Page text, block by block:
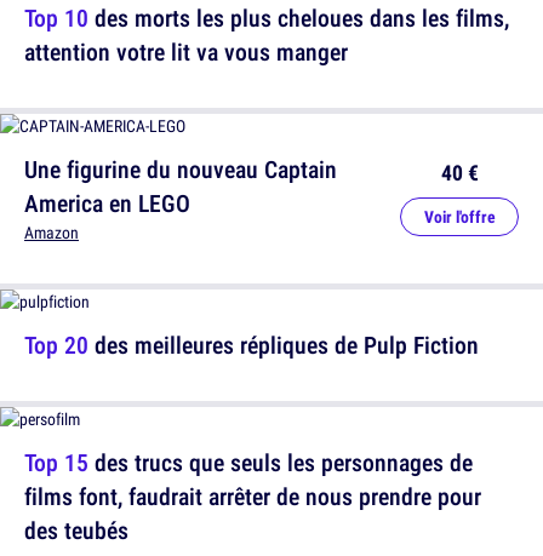
Une figurine du nouveau Captain
America en LEGO
Amazon
40 €
Voir l'offre
Top 15 des trucs que seuls les personnages de
films font, faudrait arrêter de nous prendre pour
des teubés
Top 10 des morts les plus cheloues dans les films,
attention votre lit va vous manger
Top 20 des meilleures répliques de Pulp Fiction